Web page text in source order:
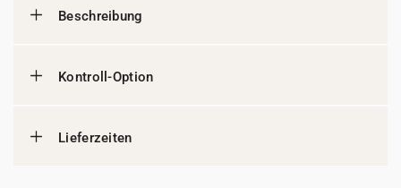
Beschreibung
Kontroll-Option
Lieferzeiten